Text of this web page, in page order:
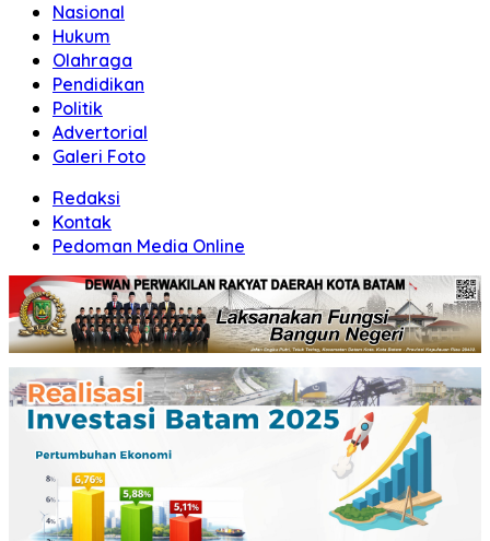
Nasional
Hukum
Olahraga
Pendidikan
Politik
Advertorial
Galeri Foto
Redaksi
Kontak
Pedoman Media Online